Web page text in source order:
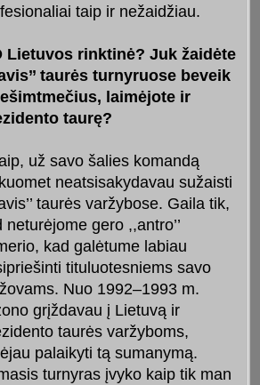
taip ir nežaidžiau.
Lietuvos rinktinė? Juk žaidėte
taurės turnyruose beveik
laimėjote ir
taurę?
už savo šalies komandą
neatsisakydavau sužaisti
taurės varžybose. Gaila tik,
neturėjome gero ,,antro’’
kad galėtume labiau
tituluotesniems savo
Nuo 1992–1993 m.
grįždavau į Lietuvą ir
taurės varžyboms,
palaikyti tą sumanymą.
turnyras įvyko kaip tik man